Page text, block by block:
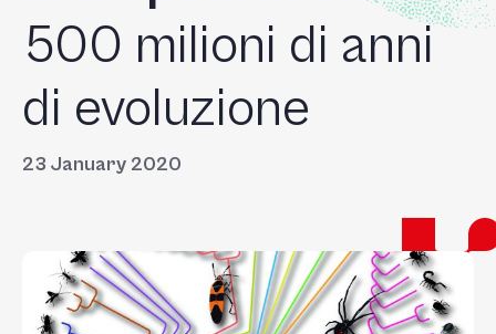
500 milioni di anni
di evoluzione
23 January 2020